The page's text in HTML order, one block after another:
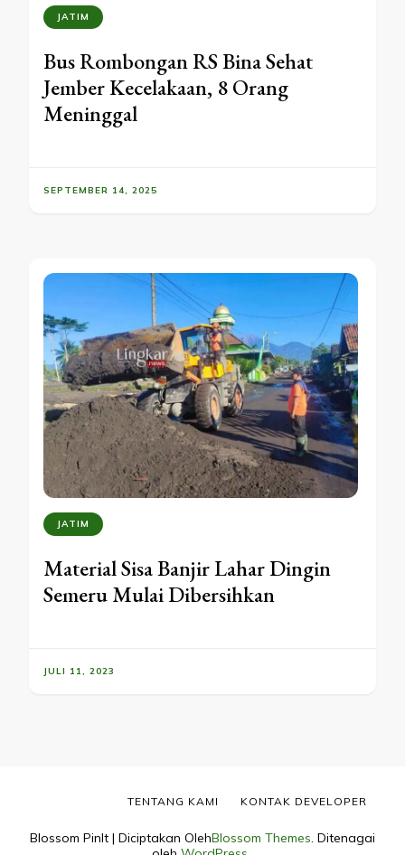
JATIM
Bus Rombongan RS Bina Sehat
Jember Kecelakaan, 8 Orang
Meninggal
SEPTEMBER 14, 2025
JATIM
Material Sisa Banjir Lahar Dingin
Semeru Mulai Dibersihkan
JULI 11, 2023
Blossom PinIt | Diciptakan OlehBlossom Themes. Ditenagai
TENTANG KAMI KONTAK DEVELOPER